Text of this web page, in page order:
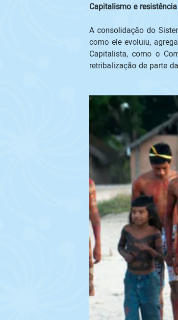
Capitalismo e resistência
A consolidação do
como ele evoluiu,
Capitalista, como o
retribalização de parte